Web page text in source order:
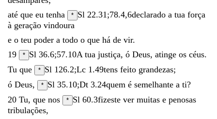
até que eu tenha * Sl 22.31 ;78.4,6declarado a tua força
à geração vindoura
e o teu poder a todo o que há de vir.
19
* Sl 36.6;57.10A tua justiça, ó Deus, atinge os céus.
Tu que * Sl 126.2;Lc 1.49tens feito grandezas;
ó Deus, * Sl 35.10;Dt 3.24quem é semelhante a ti?
20 Tu, que nos * Sl 60.3fizeste ver muitas e penosas
tribulações,